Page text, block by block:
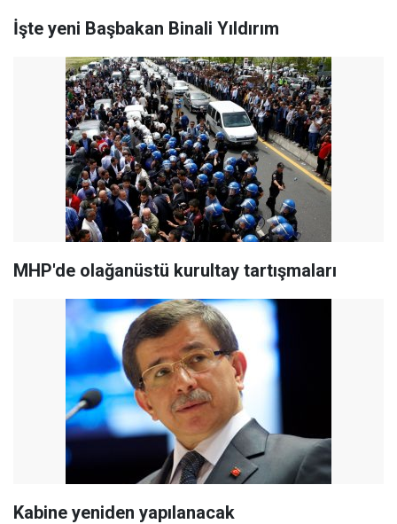
İşte yeni Başbakan Binali Yıldırım
MHP'de olağanüstü kurultay tartışmaları
Kabine yeniden yapılanacak